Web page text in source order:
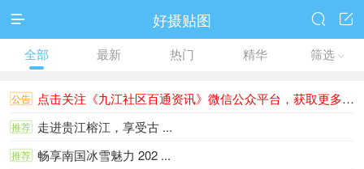
 好摄贴图 

全部 最新 热门 精华 筛选 
公告 点击关注《九江社区百通资讯》微信公众平台，获取更多更快的资讯～～
推荐 走进贵江榕江，享受古 ...
推荐 畅享南国冰雪魅力 202 ...